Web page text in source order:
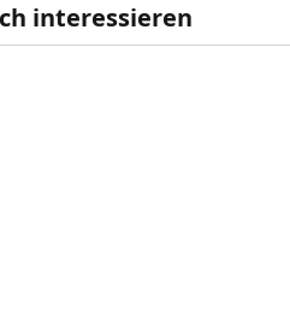
interessieren